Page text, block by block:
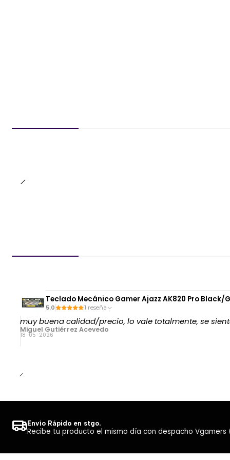
Teclado Mecánico Gamer Ajazz AK820 Pro Black/
5.0 1 reseña
muy buena calidad/precio, lo vale totalmente, se
Miguel Gutiérrez Acevedo
18-05-2026
Envío Rápido en stgo.
Recibe tu producto el mismo día con despacho